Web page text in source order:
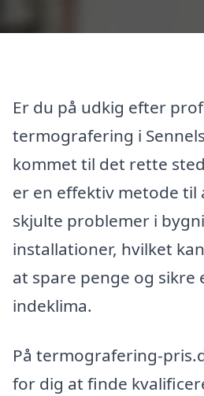
Er du på udkig efter
termografering i
kommet til det rette
er en effektiv metode til
skjulte problemer i
installationer, hvilket
at spare penge og sikre
indeklima.
På termografering-
for dig at finde